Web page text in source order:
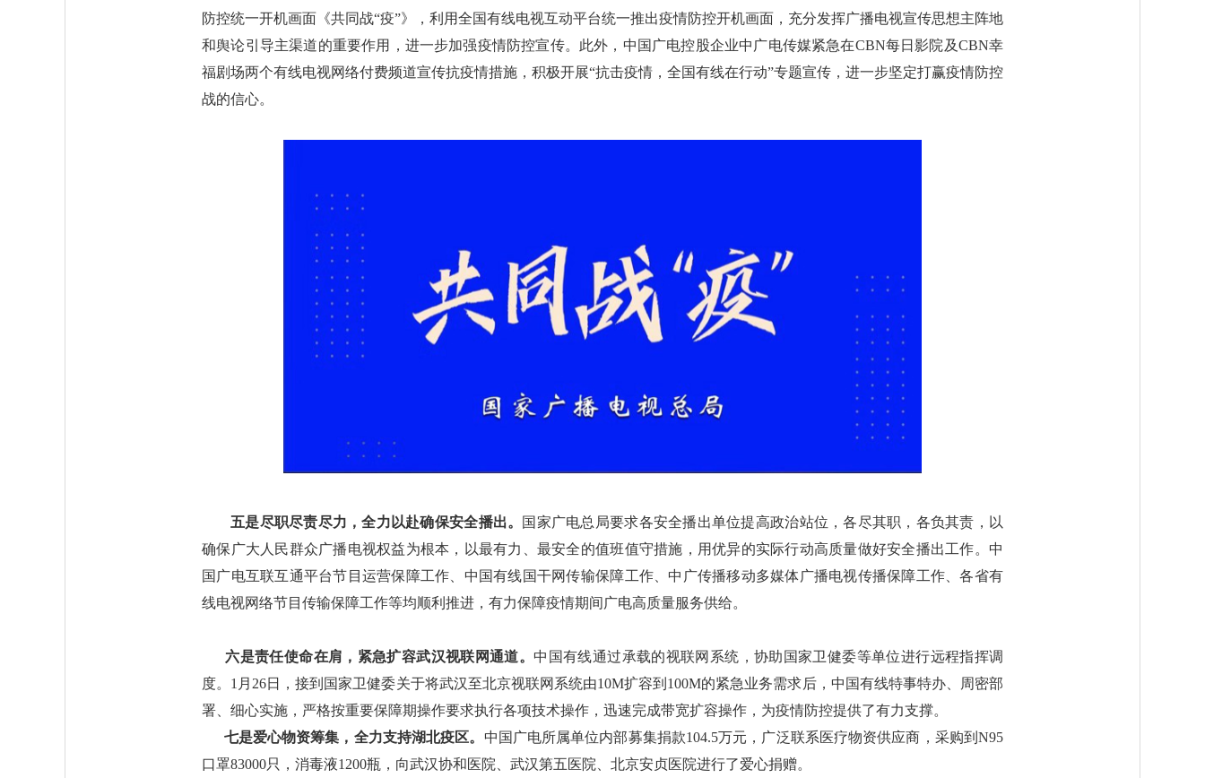
防控统一开机画面《共同战“疫”》，利用全国有线电视互动平台统一推出疫情防控开机画面，充分发挥广播电视宣传思想主阵地
和舆论引导主渠道的重要作用，进一步加强疫情防控宣传。此外，中国广电控股企业中广电传媒紧急在CBN每日影院及CBN幸
福剧场两个有线电视网络付费频道宣传抗疫情措施，积极开展“抗击疫情，全国有线在行动”专题宣传，进一步坚定打赢疫情防控
战的信心。
五是尽职尽责尽力，全力以赴确保安全播出。 国家广电总局要求各安全播出单位提高政治站位，各尽其职，各负其责，以
确保广大人民群众广播电视权益为根本，以最有力、最安全的值班值守措施，用优异的实际行动高质量做好安全播出工作。中
国广电互联互通平台节目运营保障工作、中国有线国干网传输保障工作、中广传播移动多媒体广播电视传播保障工作、各省有
线电视网络节目传输保障工作等均顺利推进，有力保障疫情期间广电高质量服务供给。
六是责任使命在肩，紧急扩容武汉视联网通道。 中国有线通过承载的视联网系统，协助国家卫健委等单位进行远程指挥调
度。1月26日，接到国家卫健委关于将武汉至北京视联网系统由10M扩容到100M的紧急业务需求后，中国有线特事特办、周密部
署、细心实施，严格按重要保障期操作要求执行各项技术操作，迅速完成带宽扩容操作，为疫情防控提供了有力支撑。
七是爱心物资筹集，全力支持湖北疫区。 中国广电所属单位内部募集捐款104.5万元，广泛联系医疗物资供应商，采购到N95
口罩83000只，消毒液1200瓶，向武汉协和医院、武汉第五医院、北京安贞医院进行了爱心捐赠。